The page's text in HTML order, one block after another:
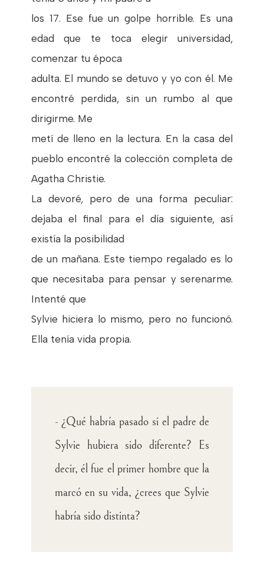
los 17. Ese fue un golpe horrible. Es una
edad que te toca elegir universidad,
comenzar tu época
adulta. El mundo se detuvo y yo con él. Me
encontré perdida, sin un rumbo al que
dirigirme. Me
metí de lleno en la lectura. En la casa del
pueblo encontré la colección completa de
Agatha Christie.
La devoré, pero de una forma peculiar:
dejaba el final para el día siguiente, así
existía la posibilidad
de un mañana. Este tiempo regalado es lo
que necesitaba para pensar y serenarme.
Intenté que
Sylvie hiciera lo mismo, pero no funcionó.
Ella tenía vida propia.
- ¿Qué habría pasado si el padre de
Sylvie hubiera sido diferente? Es
decir, él fue el primer hombre que la
marcó en su vida, ¿crees que Sylvie
habría sido distinta?